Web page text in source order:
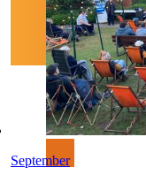
September